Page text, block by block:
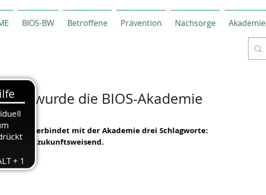
BIOS-BW Betroffene Prävention Nachsorge Akademie
wurde die BIOS-Akademie
Hillecke verbindet mit der Akademie drei Schlagworte:
zukunftsweisend.